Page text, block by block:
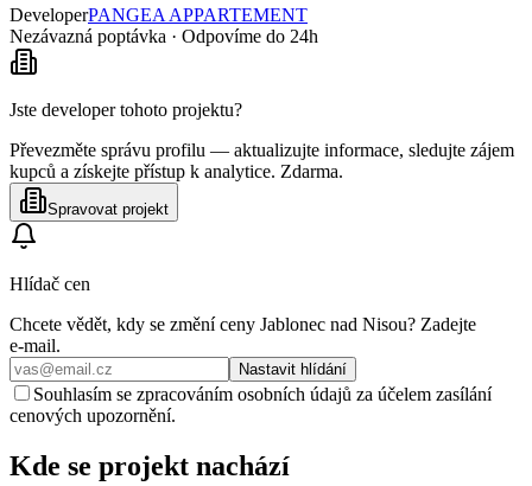
DeveloperPANGEA APPARTEMENT
Nezávazná poptávka · Odpovíme do 24h
Jste developer tohoto projektu?
Převezměte správu profilu — aktualizujte informace, sledujte zájem
kupců a získejte přístup k analytice. Zdarma.
Spravovat projekt
Hlídač cen
Chcete vědět, kdy se změní ceny Jablonec nad Nisou? Zadejte
e‑mail.
Nastavit hlídání
Souhlasím se zpracováním osobních údajů za účelem zasílání
cenových upozornění.
Kde se projekt nachází